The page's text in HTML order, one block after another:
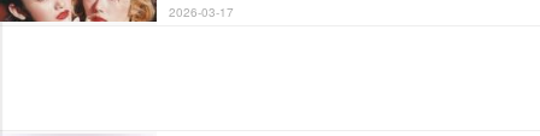
2026-03-17